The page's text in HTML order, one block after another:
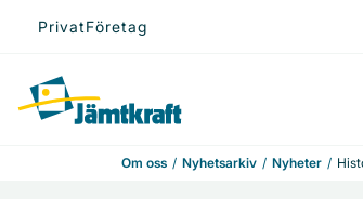
PrivatFöretag
Till startsidan
Om oss Nyhetsarkiv Nyheter